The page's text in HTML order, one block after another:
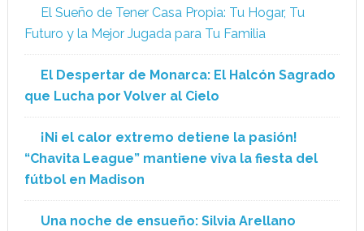
El Sueño de Tener Casa Propia: Tu Hogar, Tu
Futuro y la Mejor Jugada para Tu Familia
El Despertar de Monarca: El Halcón Sagrado
que Lucha por Volver al Cielo
¡Ni el calor extremo detiene la pasión!
“Chavita League” mantiene viva la fiesta del
fútbol en Madison
Una noche de ensueño: Silvia Arellano